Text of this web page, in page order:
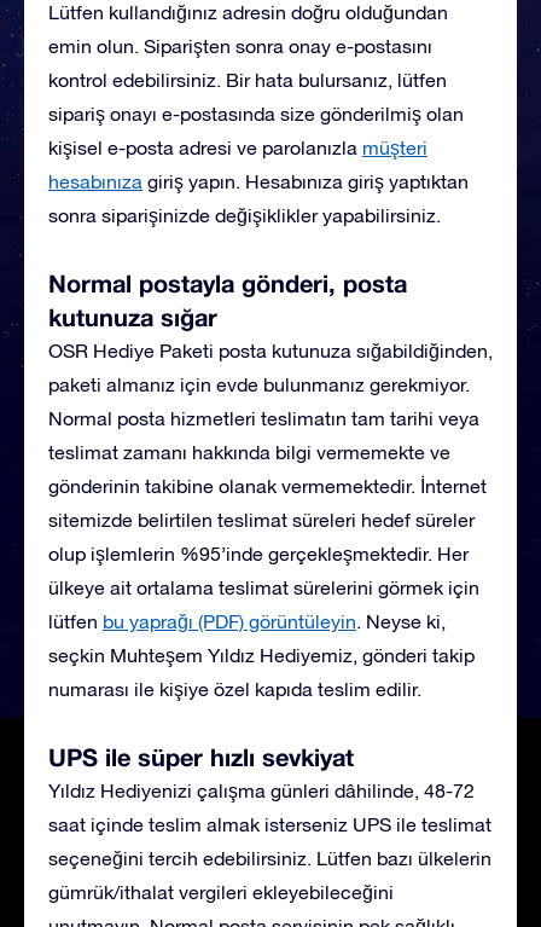
Lütfen kullandığınız adresin doğru olduğundan
emin olun. Siparişten sonra onay e-postasını
kontrol edebilirsiniz. Bir hata bulursanız, lütfen
sipariş onayı e-postasında size gönderilmiş olan
kişisel e-posta adresi ve parolanızla müşteri
hesabınıza giriş yapın. Hesabınıza giriş yaptıktan
sonra siparişinizde değişiklikler yapabilirsiniz.
Normal postayla gönderi, posta
kutunuza sığar
OSR Hediye Paketi posta kutunuza sığabildiğinden,
paketi almanız için evde bulunmanız gerekmiyor.
Normal posta hizmetleri teslimatın tam tarihi veya
teslimat zamanı hakkında bilgi vermemekte ve
gönderinin takibine olanak vermemektedir. İnternet
sitemizde belirtilen teslimat süreleri hedef süreler
olup işlemlerin %95’inde gerçekleşmektedir. Her
ülkeye ait ortalama teslimat sürelerini görmek için
lütfen bu yaprağı (PDF) görüntüleyin. Neyse ki,
seçkin Muhteşem Yıldız Hediyemiz, gönderi takip
numarası ile kişiye özel kapıda teslim edilir.
UPS ile süper hızlı sevkiyat
Yıldız Hediyenizi çalışma günleri dâhilinde, 48-72
saat içinde teslim almak isterseniz UPS ile teslimat
seçeneğini tercih edebilirsiniz. Lütfen bazı ülkelerin
gümrük/ithalat vergileri ekleyebileceğini